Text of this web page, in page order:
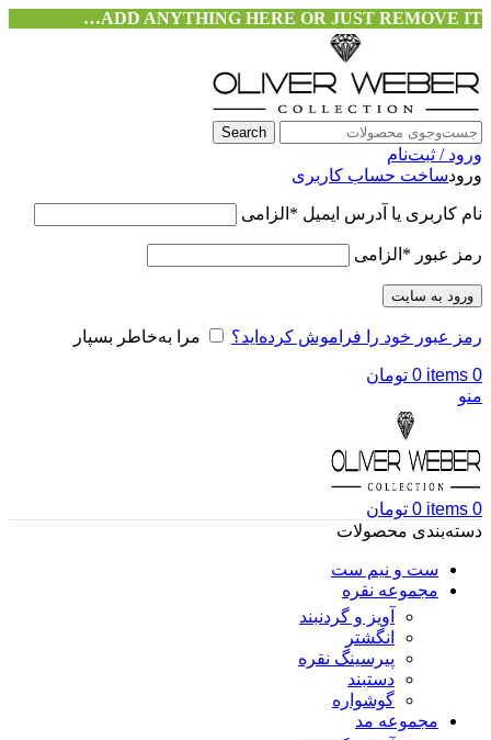
ADD ANYTHING HERE OR JUST REMOVE IT…
Search
ورود / ثبت‌نام
ورودساخت حساب کاربری
نام کاربری یا آدرس ایمیل * الزامی
رمز عبور * الزامی
ورود به سایت
رمز عبور خود را فراموش کرده‌اید؟ مرا به‌خاطر بسپار
0
items
0 تومان
منو
0
items
0 تومان
دسته‌بندی محصولات
ست و نیم ست
مجموعه نقره
آویز و گردنبند
انگشتر
پیرسینگ نقره
دستبند
گوشواره
مجموعه مد